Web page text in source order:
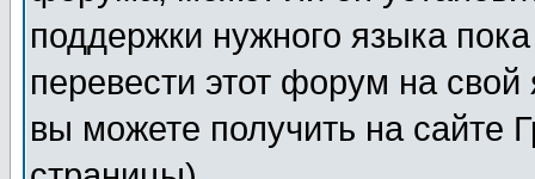
поддержки нужного языка
перевести этот форум на
вы можете получить на сайте